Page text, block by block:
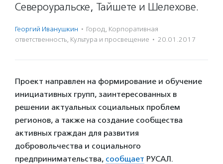
Североуральске, Тайшете и Шелехове.
Георгий Иванушкин · Город, Корпоративная
ответственность, Культура и просвещение · 20.01.2017
Проект направлен на формирование и обучение
инициативных групп, заинтересованных в
решении актуальных социальных проблем
регионов, а также на создание сообщества
активных граждан для развития
добровольчества и социального
предпринимательства, сообщает РУСАЛ.